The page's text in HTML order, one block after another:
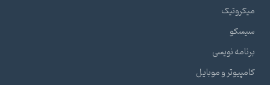
میکروتیک
سیسکو
برنامه نویسی
کامپیوتر و موبایل